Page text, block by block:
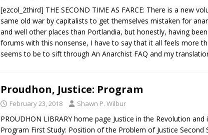
[ezcol_2third] THE SECOND TIME AS FARCE: There is a new
same old war by capitalists to get themselves mistaken for
and well other places than Portlandia, but honestly, having
forums with this nonsense, I have to say that it all feels more
seems to be to sift through An Anarchist FAQ and my
Proudhon, Justice: Program
February 23, 2018 Shawn P. Wilbur
PROUDHON LIBRARY home page Justice in the Revolution
Program First Study: Position of the Problem of Justice Second